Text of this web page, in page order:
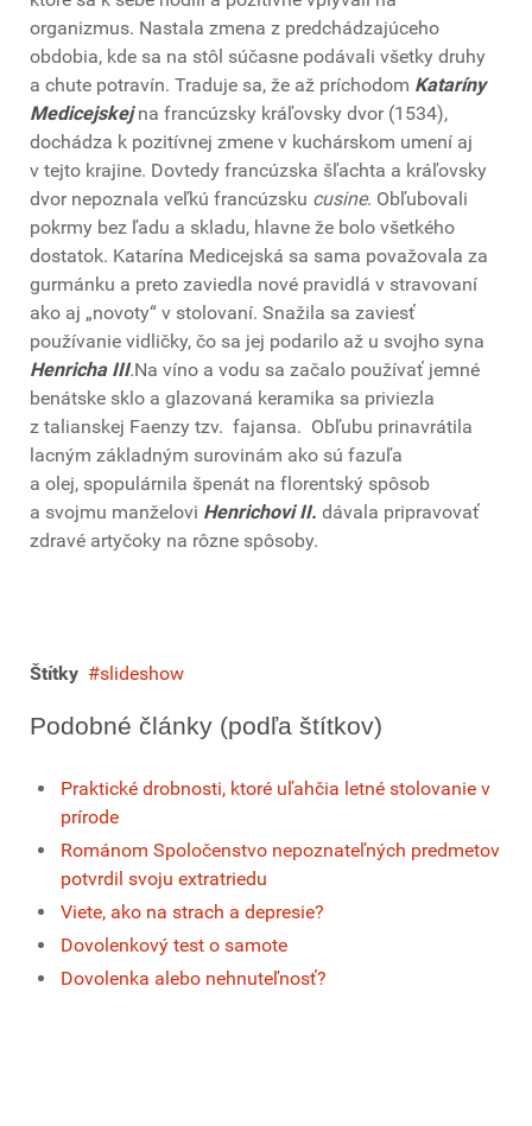
organizmus. Nastala zmena z predchádzajúceho
obdobia, kde sa na stôl súčasne podávali všetky druhy
a chute potravín. Traduje sa, že až príchodom Kataríny
Medicejskej na francúzsky kráľovsky dvor (1534),
dochádza k pozitívnej zmene v kuchárskom umení aj
v tejto krajine. Dovtedy francúzska šľachta a kráľovsky
dvor nepoznala veľkú francúzsku cusine. Obľubovali
pokrmy bez ľadu a skladu, hlavne že bolo všetkého
dostatok. Katarína Medicejská sa sama považovala za
gurmánku a preto zaviedla nové pravidlá v stravovaní
ako aj „novoty“ v stolovaní. Snažila sa zaviesť
používanie vidličky, čo sa jej podarilo až u svojho syna
Henricha III.Na víno a vodu sa začalo používať jemné
benátske sklo a glazovaná keramika sa priviezla
z talianskej Faenzy tzv. fajansa. Obľubu prinavrátila
lacným základným surovinám ako sú fazuľa
a olej, spopulárnila špenát na florentský spôsob
a svojmu manželovi Henrichovi II. dávala pripravovať
zdravé artyčoky na rôzne spôsoby.
Štítky slideshow
Podobné články (podľa štítkov)
Praktické drobnosti, ktoré uľahčia letné stolovanie v
prírode
Románom Spoločenstvo nepoznateľných predmetov
potvrdil svoju extratriedu
Viete, ako na strach a depresie?
Dovolenkový test o samote
Dovolenka alebo nehnuteľnosť?